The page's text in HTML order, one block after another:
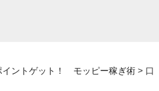
イントゲット！ モッピー稼ぎ術 > 口